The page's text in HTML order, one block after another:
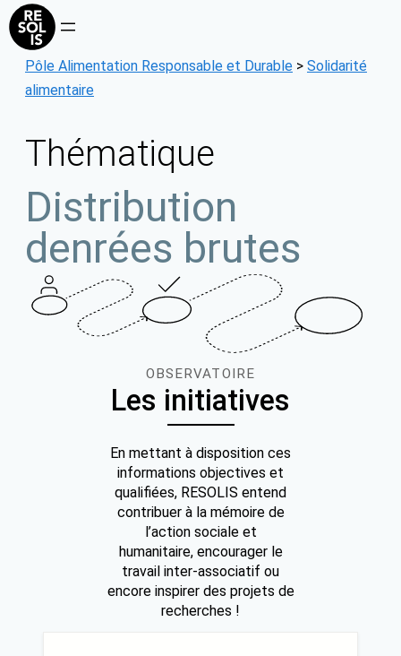
Aller
au
contenu
Pôle Alimentation Responsable et Durable > Solidarité
alimentaire
Thématique
Distribution
denrées brutes
OBSERVATOIRE
Les initiatives
En mettant à disposition ces
informations objectives et
qualifiées, RESOLIS entend
contribuer à la mémoire de
l’action sociale et
humanitaire, encourager le
travail inter-associatif ou
encore inspirer des projets de
recherches !